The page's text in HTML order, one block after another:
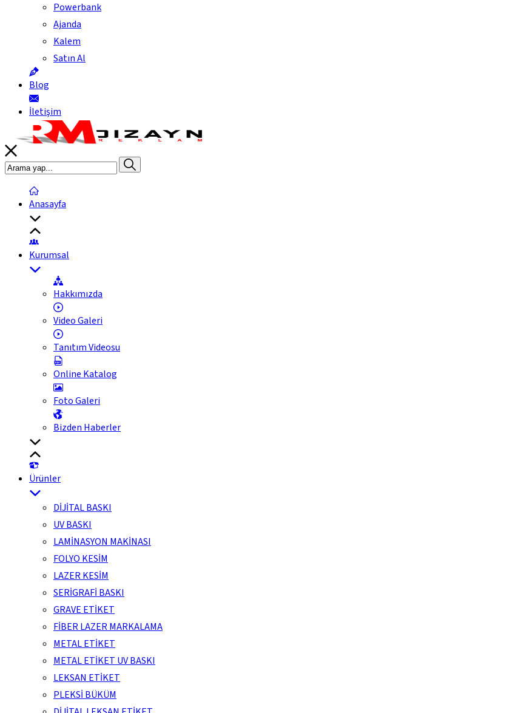
Powerbank
Ajanda
Kalem
Satın Al
Blog
İletişim
Anasayfa
Kurumsal
Hakkımızda
Video Galeri
Tanıtım Videosu
Online Katalog
Foto Galeri
Bizden Haberler
Ürünler
DİJİTAL BASKI
UV BASKI
LAMİNASYON MAKİNASI
FOLYO KESİM
LAZER KESİM
SERİGRAFİ BASKI
GRAVE ETİKET
FİBER LAZER MARKALAMA
METAL ETİKET
METAL ETİKET UV BASKI
LEKSAN ETİKET
PLEKSİ BÜKÜM